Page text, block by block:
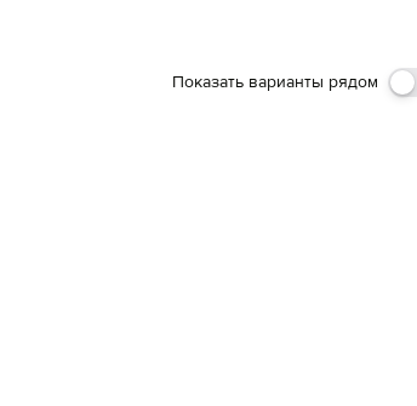
Показать варианты рядом